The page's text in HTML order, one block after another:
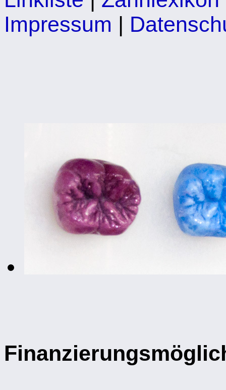
Impressum |